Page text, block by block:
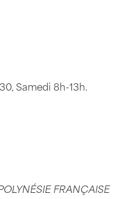
Samedi 8h-13h.
FRANÇAISE